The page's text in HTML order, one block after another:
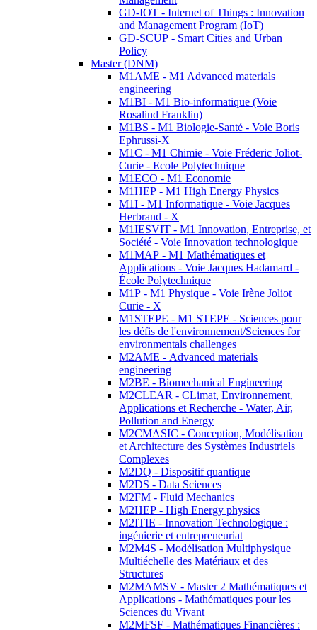
GD-IOT - Internet of Things : Innovation
and Management Program (IoT)
GD-SCUP - Smart Cities and Urban
Policy
Master (DNM)
M1AME - M1 Advanced materials
engineering
M1BI - M1 Bio-informatique (Voie
Rosalind Franklin)
M1BS - M1 Biologie-Santé - Voie Boris
Ephrussi-X
M1C - M1 Chimie - Voie Fréderic Joliot-
Curie - Ecole Polytechnique
M1ECO - M1 Economie
M1HEP - M1 High Energy Physics
M1I - M1 Informatique - Voie Jacques
Herbrand - X
M1IESVIT - M1 Innovation, Entreprise, et
Société - Voie Innovation technologique
M1MAP - M1 Mathématiques et
Applications - Voie Jacques Hadamard -
École Polytechnique
M1P - M1 Physique - Voie Irène Joliot
Curie - X
M1STEPE - M1 STEPE - Sciences pour
les défis de l'environnement/Sciences for
environmentals challenges
M2AME - Advanced materials
engineering
M2BE - Biomechanical Engineering
M2CLEAR - CLimat, Environnement,
Applications et Recherche - Water, Air,
Pollution and Energy
M2CMASIC - Conception, Modélisation
et Architecture des Systèmes Industriels
Complexes
M2DQ - Dispositif quantique
M2DS - Data Sciences
M2FM - Fluid Mechanics
M2HEP - High Energy physics
M2ITIE - Innovation Technologique :
ingénierie et entrepreneuriat
M2M4S - Modélisation Multiphysique
Multiéchelle des Matériaux et des
Structures
M2MAMSV - Master 2 Mathématiques et
Applications - Mathématiques pour les
Sciences du Vivant
M2MFSF - Mathématiques Financières :